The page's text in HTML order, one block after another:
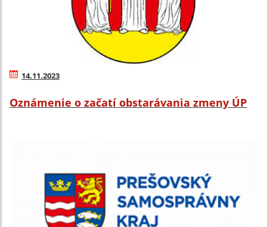
14.11.2023
Oznámenie o začatí obstarávania zmeny ÚP